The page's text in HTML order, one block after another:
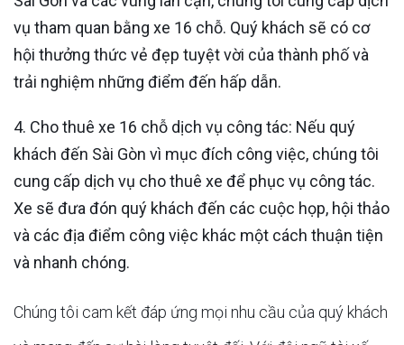
vụ tham quan bằng xe 16 chỗ. Quý khách sẽ có cơ
hội thưởng thức vẻ đẹp tuyệt vời của thành phố và
trải nghiệm những điểm đến hấp dẫn.
4. Cho thuê xe 16 chỗ dịch vụ công tác: Nếu quý
khách đến Sài Gòn vì mục đích công việc, chúng tôi
cung cấp dịch vụ cho thuê xe để phục vụ công tác.
Xe sẽ đưa đón quý khách đến các cuộc họp, hội thảo
và các địa điểm công việc khác một cách thuận tiện
và nhanh chóng.
Chúng tôi cam kết đáp ứng mọi nhu cầu của quý khách